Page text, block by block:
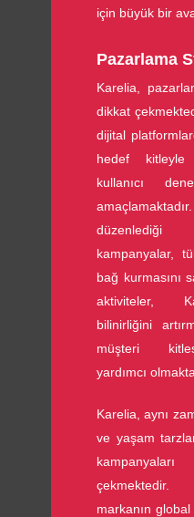
için büyük bir
Pazarlama
Karelia,
dikkat
dijital
hedef kitleyle
kullanıcı
kampanyalar,
bağ kurmasını
aktiviteler,
bilinirliğini
müşteri
yardımcı
Karelia, aynı
ve yaşam
çekmektedir.
markanın